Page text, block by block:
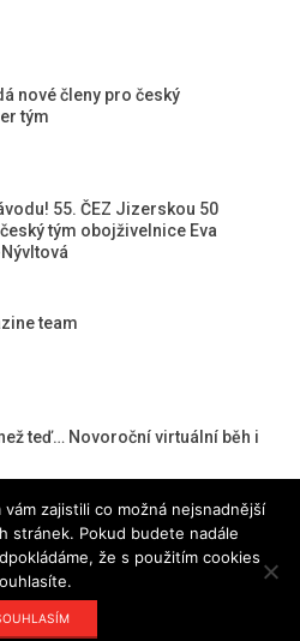
nové členy pro český
tým
55. ČEZ Jizerskou 50
tým obojživelnice Eva
team
teď… Novoroční virtuální běh i
Hoot. Powered by
zajistili co možná nejsnadnější
stránek. Pokud budete nadále
že s použitím cookies